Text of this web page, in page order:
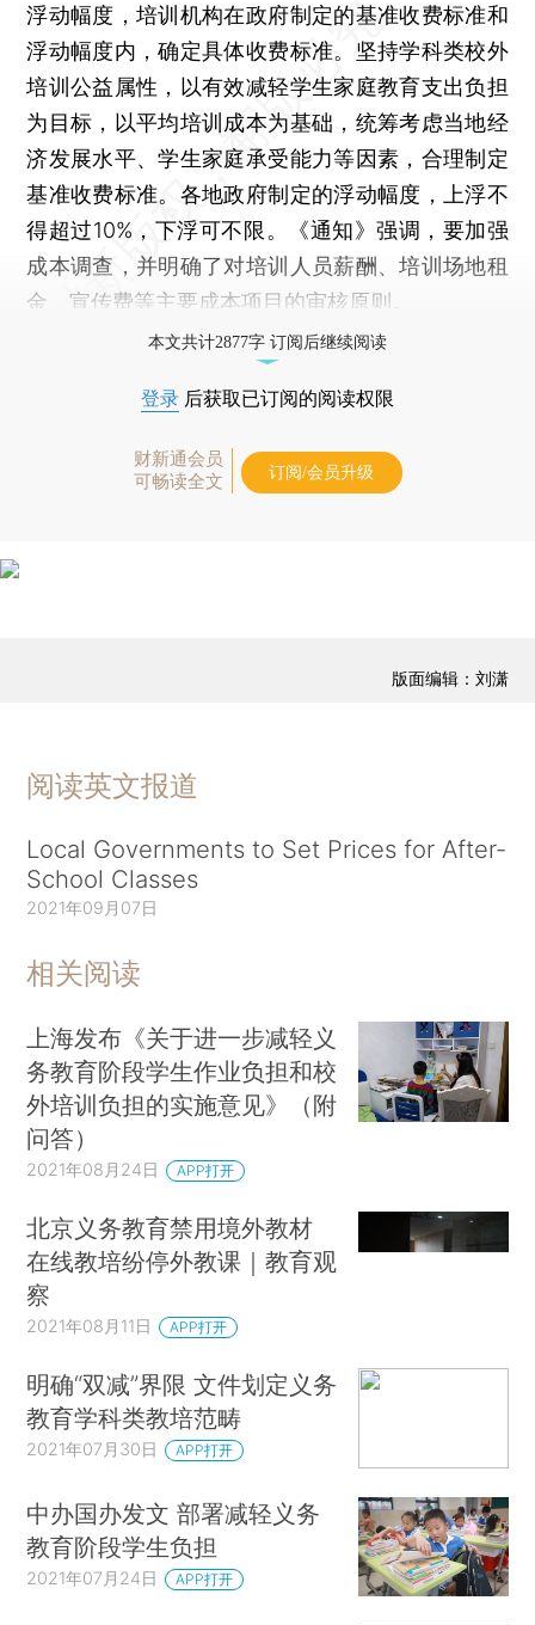
浮动幅度，培训机构在政府制定的基准收费标准和
浮动幅度内，确定具体收费标准。坚持学科类校外
培训公益属性，以有效减轻学生家庭教育支出负担
为目标，以平均培训成本为基础，统筹考虑当地经
济发展水平、学生家庭承受能力等因素，合理制定
基准收费标准。各地政府制定的浮动幅度，上浮不
得超过10%，下浮可不限。《通知》强调，要加强
成本调查，并明确了对培训人员薪酬、培训场地租
金、宣传费等主要成本项目的审核原则。
本文共计2877字 订阅后继续阅读
登录 后获取已订阅的阅读权限
财新通会员
可畅读全文
订阅/会员升级
版面编辑：刘潇
阅读英文报道
Local Governments to Set Prices for After-
School Classes
2021年09月07日
相关阅读
上海发布《关于进一步减轻义
务教育阶段学生作业负担和校
外培训负担的实施意见》（附
问答）
2021年08月24日 APP打开
北京义务教育禁用境外教材
在线教培纷停外教课｜教育观
察
2021年08月11日 APP打开
明确“双减”界限 文件划定义务
教育学科类教培范畴
2021年07月30日 APP打开
中办国办发文 部署减轻义务
教育阶段学生负担
2021年07月24日 APP打开